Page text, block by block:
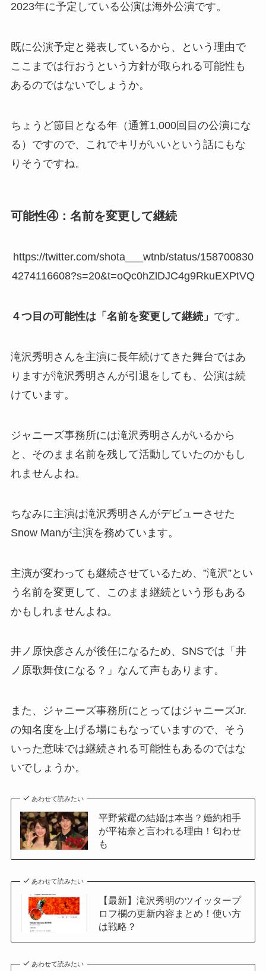
2023年に予定している公演は海外公演です。
既に公演予定と発表しているから、という理由で
ここまでは行おうという方針が取られる可能性も
あるのではないでしょうか。
ちょうど節目となる年（通算1,000回目の公演にな
る）ですので、これでキリがいいという話にもな
りそうですね。
可能性④：名前を変更して継続
https://twitter.com/shota___wtnb/status/158700830
4274116608?s=20&t=oQc0hZlDJC4g9RkuEXPtVQ
４つ目の可能性は「名前を変更して継続」 です。
滝沢秀明さんを主演に長年続けてきた舞台ではあ
りますが滝沢秀明さんが引退をしても、公演は続
けています。
ジャニーズ事務所には滝沢秀明さんがいるから
と、そのまま名前を残して活動していたのかもし
れませんよね。
ちなみに主演は滝沢秀明さんがデビューさせた
Snow Manが主演を務めています。
主演が変わっても継続させているため、”滝沢”とい
う名前を変更して、このまま継続という形もある
かもしれませんよね。
井ノ原快彦さんが後任になるため、SNSでは「井
ノ原歌舞伎になる？」なんて声もあります。
また、ジャニーズ事務所にとってはジャニーズJr.
の知名度を上げる場にもなっていますので、そう
いった意味では継続される可能性もあるのではな
いでしょうか。
あわせて読みたい
平野紫耀の結婚は本当？婚約相手
が平祐奈と言われる理由！匂わせ
も
あわせて読みたい
【最新】滝沢秀明のツイッタープ
ロフ欄の更新内容まとめ！使い方
は戦略？
あわせて読みたい